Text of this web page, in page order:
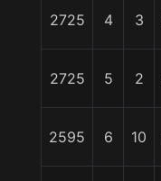
2725 4 3
2725 5 2
2595 6 10